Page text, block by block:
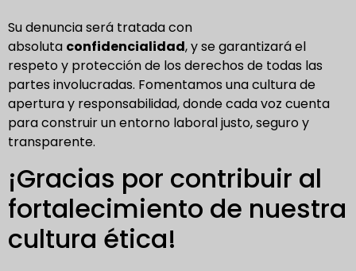
Su denuncia será tratada con
absoluta confidencialidad, y se garantizará el
respeto y protección de los derechos de todas las
partes involucradas. Fomentamos una cultura de
apertura y responsabilidad, donde cada voz cuenta
para construir un entorno laboral justo, seguro y
transparente.
¡Gracias por contribuir al
fortalecimiento de nuestra
cultura ética!